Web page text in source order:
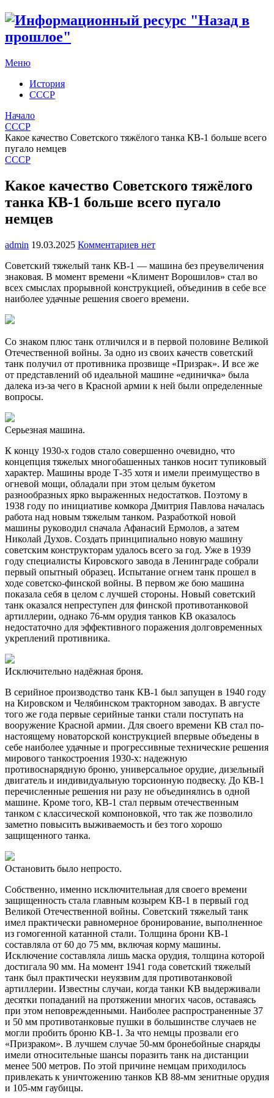
Меню
История
СССР
Начало
СССР
Какое качество Советского тяжёлого танка КВ-1 больше всего
пугало немцев
СССР
Какое качество Советского тяжёлого
танка КВ-1 больше всего пугало
немцев
admin 19.03.2025 Комментариев нет
Советский тяжелый танк КВ-1 — машина без преувеличения
знаковая. В момент времени «Климент Ворошилов» стал во
всех смыслах прорывной конструкцией, объединив в себе все
наиболее удачные решения своего времени.
Со знаком плюс танк отличился и в первой половине Великой
Отечественной войны. За одно из своих качеств советский
танк получил от противника прозвище «Призрак». И все же
от представлений об идеальной машине «единичка» была
далека из-за чего в Красной армии к ней были определенные
вопросы.
Серьезная машина.
К концу 1930-х годов стало совершенно очевидно, что
концепция тяжелых многобашенных танков носит тупиковый
характер. Машины вроде Т-35 хотя и имели преимущество в
огневой мощи, обладали при этом целым букетом
разнообразных ярко выраженных недостатков. Поэтому в
1938 году по инициативе комкора Дмитрия Павлова началась
работа над новым тяжелым танком. Разработкой новой
машины руководил сначала Афанасий Ермолов, а затем
Николай Духов. Создать принципиально новую машину
советским конструкторам удалось всего за год. Уже в 1939
году специалисты Кировского завода в Ленинграде собрали
первый опытный образец. Испытание огнем танк прошел в
ходе советско-финской войны. В первом же бою машина
показала себя в целом с лучшей стороны. Новый советский
танк оказался непреступен для финской противотанковой
артиллерии, однако 76-мм орудия танков КВ оказалось
недостаточно для эффективного поражения долговременных
укреплений противника.
Исключительно надёжная броня.
В серийное производство танк КВ-1 был запущен в 1940 году
на Кировском и Челябинском тракторном заводах. В августе
того же года первые серийные танки стали поступать на
вооружение Красной армии. Для своего времени КВ стал по-
настоящему новаторской конструкцией впервые объедены в
себе наиболее удачные и прогрессивные технические решения
мирового танкостроения 1930-х: надежную
противоснарядную броню, универсальное орудие, дизельный
двигатель и индивидуальную торсионную подвеску. До КВ-1
перечисленные решения ни разу не объединялись в одной
машине. Кроме того, КВ-1 стал первым отечественным
танком с классической компоновкой, что так же позволило
заметно повысить выживаемость и без того хорошо
защищенного танка.
Остановить было непросто.
Собственно, именно исключительная для своего времени
защищенность стала главным козырем КВ-1 в первый год
Великой Отечественной войны. Советский тяжелый танк
имел практически равномерное бронирование, выполненное
из гомогенной катанной стали. Толщина брони КВ-1
составляла от 60 до 75 мм, включая корму машины.
Исключение составляла лишь маска орудия, толщина которой
достигала 90 мм. На момент 1941 года советский тяжелый
танк был практически неуязвим для противотанковой
артиллерии. Известны случаи, когда танки КВ выдерживали
десятки попаданий на протяжении многих часов, оставаясь
при этом неповрежденными. Наиболее распространенные 37
и 50 мм противотанковые пушки в большинстве случаев не
могли пробить броню КВ-1. За что немцы прозвали его
«Призраком». В лучшем случае 50-мм бронебойные снаряды
имели относительные шансы поразить танк на дистанции
менее 500 метров. По этой причине немцам приходилось
привлекать к уничтожению танков КВ 88-мм зенитные орудия
и 105-мм гаубицы.